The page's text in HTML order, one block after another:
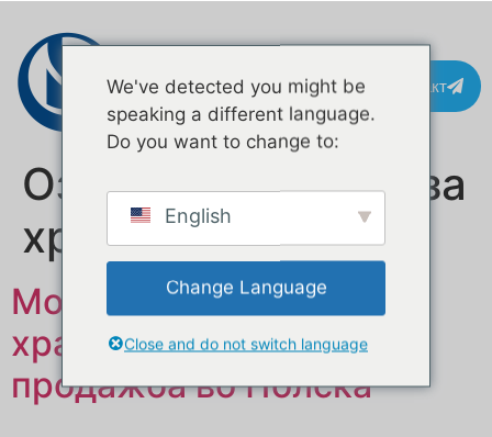
Контакт
Ознака:приколка за
храна за скара
Мобилна приколка за
храна по нарачка на
продажба во Полска
We've detected you might be
speaking a different language.
Do you want to change to:
English
Change Language
Close and do not switch language